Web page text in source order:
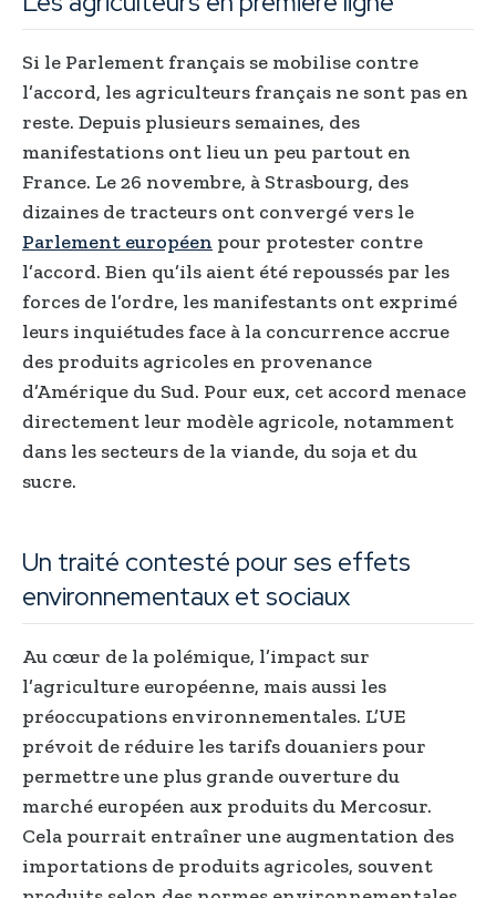
Si le Parlement français se mobilise contre
l’accord, les agriculteurs français ne sont pas en
reste. Depuis plusieurs semaines, des
manifestations ont lieu un peu partout en
France. Le 26 novembre, à Strasbourg, des
dizaines de tracteurs ont convergé vers le
Parlement européen pour protester contre
l’accord. Bien qu’ils aient été repoussés par les
forces de l’ordre, les manifestants ont exprimé
leurs inquiétudes face à la concurrence accrue
des produits agricoles en provenance
d’Amérique du Sud. Pour eux, cet accord menace
directement leur modèle agricole, notamment
dans les secteurs de la viande, du soja et du
sucre.
Un traité contesté pour ses effets
environnementaux et sociaux
Au cœur de la polémique, l’impact sur
l’agriculture européenne, mais aussi les
préoccupations environnementales. L’UE
prévoit de réduire les tarifs douaniers pour
permettre une plus grande ouverture du
marché européen aux produits du Mercosur.
Cela pourrait entraîner une augmentation des
importations de produits agricoles, souvent